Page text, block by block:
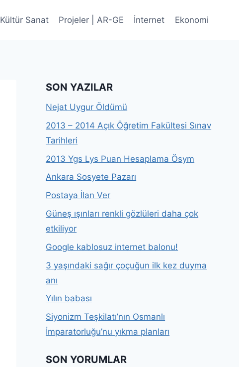
Kültür Sanat Projeler | AR-GE İnternet Ekonomi
SON YAZILAR
Nejat Uygur Öldümü
2013 – 2014 Açık Öğretim Fakültesi Sınav
Tarihleri
2013 Ygs Lys Puan Hesaplama Ösym
Ankara Sosyete Pazarı
Postaya İlan Ver
Güneş ışınları renkli gözlüleri daha çok
etkiliyor
Google kablosuz internet balonu!
3 yaşındaki sağır çoçuğun ilk kez duyma
anı
Yılın babası
Siyonizm Teşkilatı’nın Osmanlı
İmparatorluğu’nu yıkma planları
SON YORUMLAR